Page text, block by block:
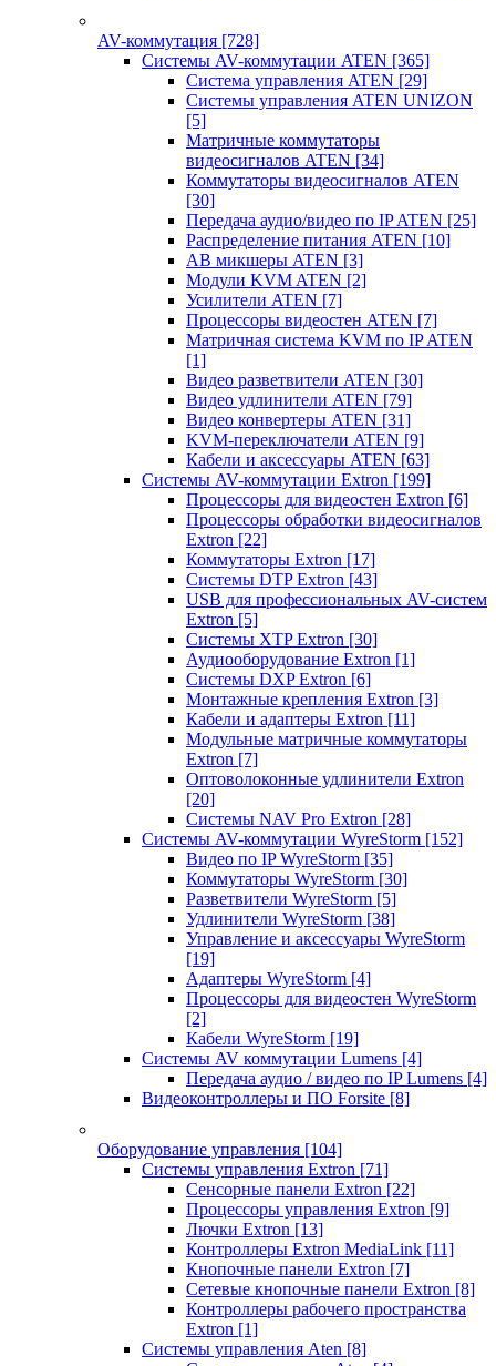
AV-коммутация [728]
Системы AV-коммутации ATEN [365]
Система управления ATEN [29]
Системы управления ATEN UNIZON
[5]
Матричные коммутаторы
видеосигналов ATEN [34]
Коммутаторы видеосигналов ATEN
[30]
Передача аудио/видео по IP ATEN [25]
Распределение питания ATEN [10]
АВ микшеры ATEN [3]
Модули KVM ATEN [2]
Усилители ATEN [7]
Процессоры видеостен ATEN [7]
Матричная система KVM по IP ATEN
[1]
Видео разветвители ATEN [30]
Видео удлинители ATEN [79]
Видео конвертеры ATEN [31]
KVM-переключатели ATEN [9]
Кабели и аксессуары ATEN [63]
Системы AV-коммутации Extron [199]
Процессоры для видеостен Extron [6]
Процессоры обработки видеосигналов
Extron [22]
Коммутаторы Extron [17]
Системы DTP Extron [43]
USB для профессиональных AV-систем
Extron [5]
Системы XTP Extron [30]
Аудиооборудование Extron [1]
Системы DXP Extron [6]
Монтажные крепления Extron [3]
Кабели и адаптеры Extron [11]
Модульные матричные коммутаторы
Extron [7]
Оптоволоконные удлинители Extron
[20]
Системы NAV Pro Extron [28]
Системы AV-коммутации WyreStorm [152]
Видео по IP WyreStorm [35]
Коммутаторы WyreStorm [30]
Разветвители WyreStorm [5]
Удлинители WyreStorm [38]
Управление и аксессуары WyreStorm
[19]
Адаптеры WyreStorm [4]
Процессоры для видеостен WyreStorm
[2]
Кабели WyreStorm [19]
Системы AV коммутации Lumens [4]
Передача аудио / видео по IP Lumens [4]
Видеоконтроллеры и ПО Forsite [8]
Оборудование управления [104]
Системы управления Extron [71]
Сенсорные панели Extron [22]
Процессоры управления Extron [9]
Лючки Extron [13]
Контроллеры Extron MediaLink [11]
Кнопочные панели Extron [7]
Сетевые кнопочные панели Extron [8]
Контроллеры рабочего пространства
Extron [1]
Системы управления Aten [8]